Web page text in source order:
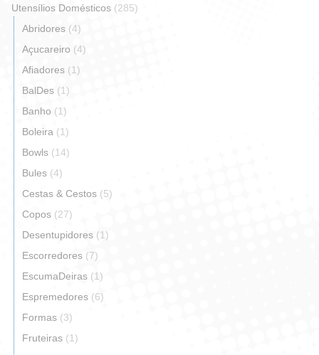
Utensílios Domésticos (285)
Abridores (4)
Açucareiro (4)
Afiadores (1)
BalDes (1)
Banho (1)
Boleira (1)
Bowls (14)
Bules (4)
Cestas & Cestos (5)
Copos (27)
Desentupidores (1)
Escorredores (7)
EscumaDeiras (1)
Espremedores (6)
Formas (3)
Fruteiras (1)